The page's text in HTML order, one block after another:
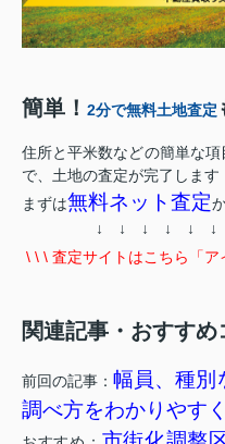
簡単！ 2分で無料土地査定
住所と平米数などの簡単な
で、土地の査定が完了します
まずは無料ネット査定
↓ ↓ ↓ ↓ ↓ ↓
\ \ \ 査定サイトはこちら「
関連記事・おすすめ
前回の記事：幅員、種別
調べ方をわかりやす